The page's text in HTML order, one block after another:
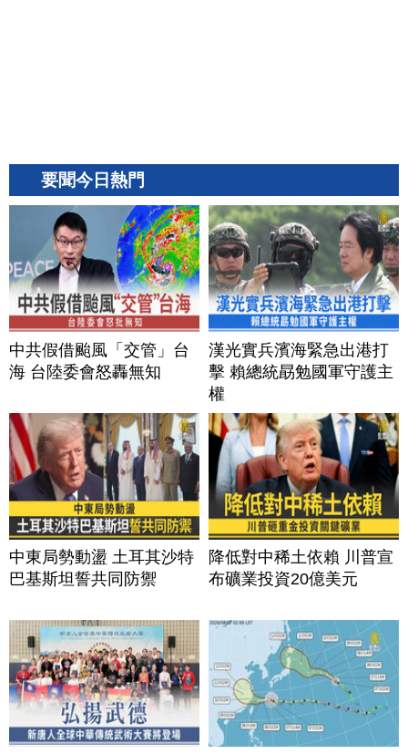
要聞今日熱門
中共假借颱風「交管」台
海 台陸委會怒轟無知
漢光實兵濱海緊急出港打
擊 賴總統勗勉國軍守護主
權
中東局勢動盪 土耳其沙特
巴基斯坦誓共同防禦
降低對中稀土依賴 川普宣
布礦業投資20億美元